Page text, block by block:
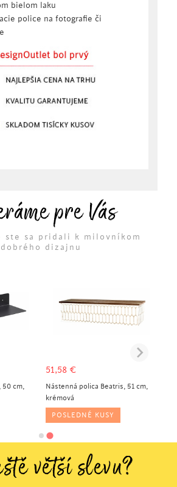
bielom laku
police na fotografie či
pre Vás
ste sa pridali k milovníkom
dobrého dizajnu
50 cm,
51,58 €
Nástenná polica Beatris, 51 cm,
krémová
POSLEDNÉ KUSY
větší slevu?